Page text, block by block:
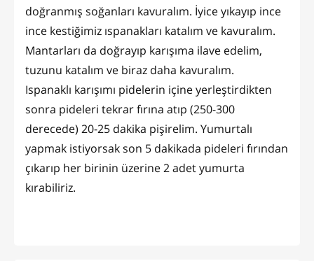
doğranmış soğanları kavuralım. İyice yıkayıp ince
ince kestiğimiz ıspanakları katalım ve kavuralım.
Mantarları da doğrayıp karışıma ilave edelim,
tuzunu katalım ve biraz daha kavuralım.
Ispanaklı karışımı pidelerin içine yerleştirdikten
sonra pideleri tekrar fırına atıp (250-300
derecede) 20-25 dakika pişirelim. Yumurtalı
yapmak istiyorsak son 5 dakikada pideleri fırından
çıkarıp her birinin üzerine 2 adet yumurta
kırabiliriz.